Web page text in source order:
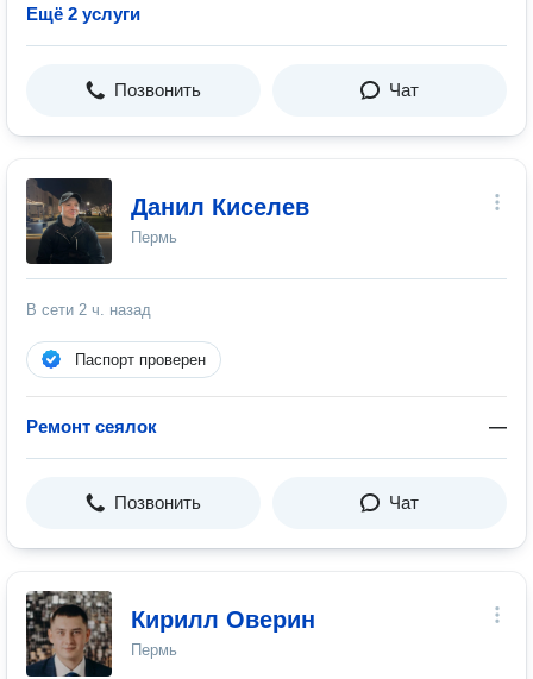
Ещё 2 услуги
Позвонить Чат
Данил Киселев
Пермь
В сети 2 ч. назад
Паспорт проверен
Ремонт сеялок —
Позвонить Чат
Кирилл Оверин
Пермь